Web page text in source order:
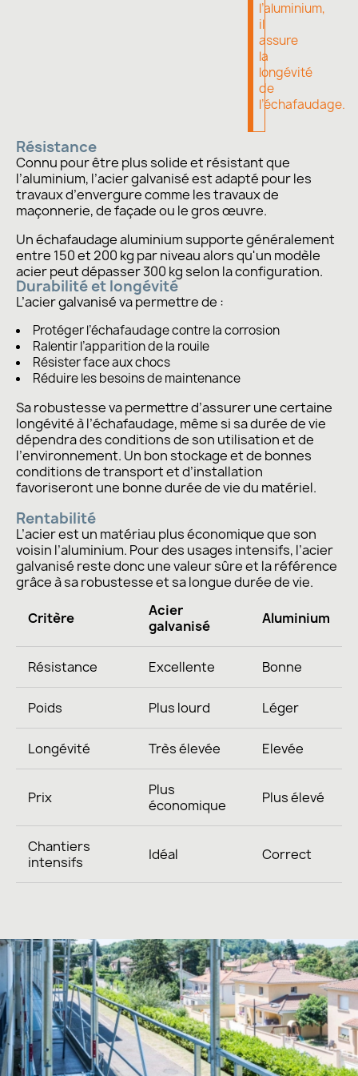
l’aluminium,
il
assure
la
longévité
de
l’échafaudage.
Résistance
Connu pour être plus solide et résistant que
l’aluminium, l’acier galvanisé est adapté pour les
travaux d’envergure comme les travaux de
maçonnerie, de façade ou le gros œuvre.
Un échafaudage aluminium supporte généralement
entre 150 et 200 kg par niveau alors qu'un modèle
acier peut dépasser 300 kg selon la configuration.
Durabilité et longévité
L’acier galvanisé va permettre de :
Protéger l’échafaudage contre la corrosion
Ralentir l’apparition de la rouile
Résister face aux chocs
Réduire les besoins de maintenance
Sa robustesse va permettre d’assurer une certaine
longévité à l’échafaudage, même si sa durée de vie
dépendra des conditions de son utilisation et de
l’environnement. Un bon stockage et de bonnes
conditions de transport et d’installation
favoriseront une bonne durée de vie du matériel.
Rentabilité
L’acier est un matériau plus économique que son
voisin l’aluminium. Pour des usages intensifs, l’acier
galvanisé reste donc une valeur sûre et la référence
grâce à sa robustesse et sa longue durée de vie.
Critère
Acier
galvanisé
Aluminium
Résistance Excellente Bonne
Poids Plus lourd Léger
Longévité Très élevée Elevée
Prix
Plus
économique
Plus élevé
Chantiers
intensifs
Idéal Correct